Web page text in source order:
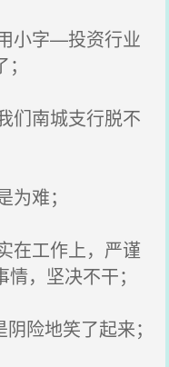
小字—投资行业
们南城支行脱不
难；
在工作上，严谨
，坚决不干；
险地笑了起来；